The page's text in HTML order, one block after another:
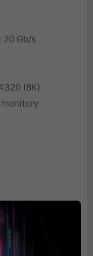
Gb/s
(8K)